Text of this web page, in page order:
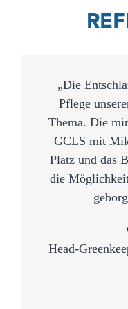
„Die
Pflege
Thema. Die
GCLS mit
Platz und das
die
Head-